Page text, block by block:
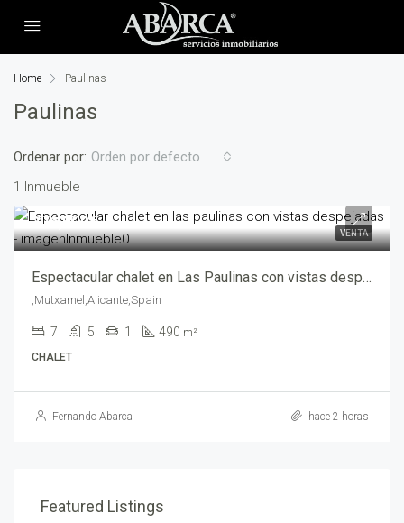
Home Paulinas
Paulinas
1 Inmueble
Ordenar por: Orden por defecto
VENTA
776,000€
Espectacular chalet en Las Paulinas con vistas despejadas – abf05165
,Mutxamel,Alicante,Spain
7 5 1 490 m²
CHALET
Fernando Abarca hace 2 horas
Featured Listings